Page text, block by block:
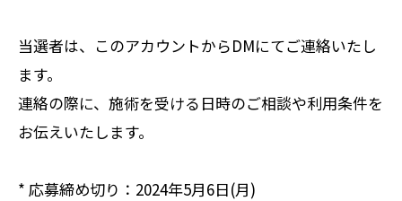
当選者は、このアカウントからDMにてご連絡いたし
ます。
連絡の際に、施術を受ける日時のご相談や利用条件を
お伝えいたします。
* 応募締め切り：2024年5月6日(月)